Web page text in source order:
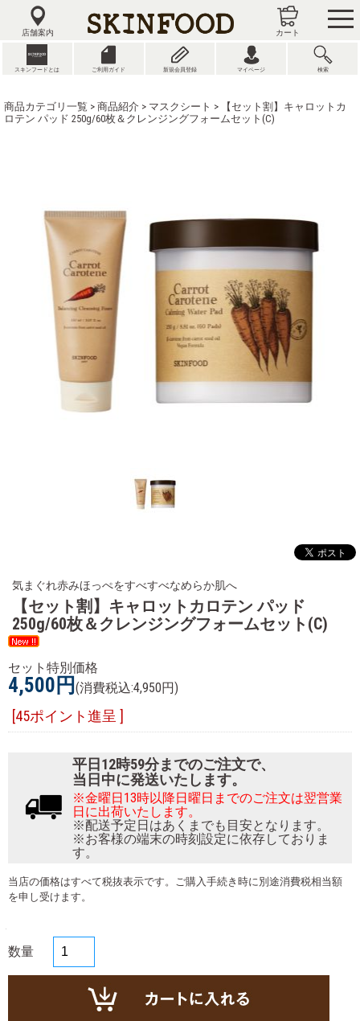
店舗案内 カート
スキンフードとは ご利用ガイド 新規会員登録 マイページ 検索
商品カテゴリ一覧 > 商品紹介 > マスクシート > 【セット割】キャロットカ
ロテン パッド 250g/60枚＆クレンジングフォームセット(C)
気まぐれ赤みほっぺをすべすべなめらか肌へ
【セット割】キャロットカロテン パッド
250g/60枚＆クレンジングフォームセット(C)
セット特別価格
4,500円 (消費税込:4,950円)
[45ポイント進呈 ]
平日12時59分までのご注文で、
当日中に発送いたします。
※金曜日13時以降日曜日までのご注文は翌営業
日に出荷いたします。
※配送予定日はあくまでも目安となります。
※お客様の端末の時刻設定に依存しておりま
す。
当店の価格はすべて税抜表示です。ご購入手続き時に別途消費税相当額
を申し受けます。
数量